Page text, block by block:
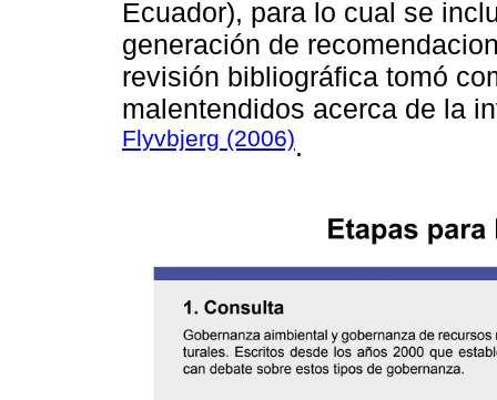
Ecuador), para lo cual se
generación de
revisión bibliográfica tomó
malentendidos acerca de la
Flyvbjerg (2006).